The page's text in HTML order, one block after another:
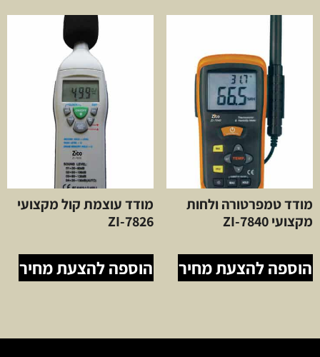
מודד טמפרטורה ולחות
מקצועי ZI-7840
הוספה להצעת מחיר
מודד עוצמת קול מקצועי
ZI-7826
הוספה להצעת מחיר